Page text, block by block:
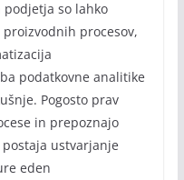
so lahko
procesov,
podatkovne analitike
Pogosto prav
in prepoznajo
ustvarjanje
eden